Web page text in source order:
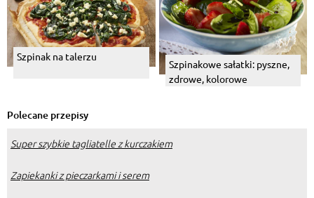
Szpinak na talerzu
Szpinakowe sałatki: pyszne,
zdrowe, kolorowe
Polecane przepisy
Super szybkie tagliatelle z kurczakiem
Zapiekanki z pieczarkami i serem